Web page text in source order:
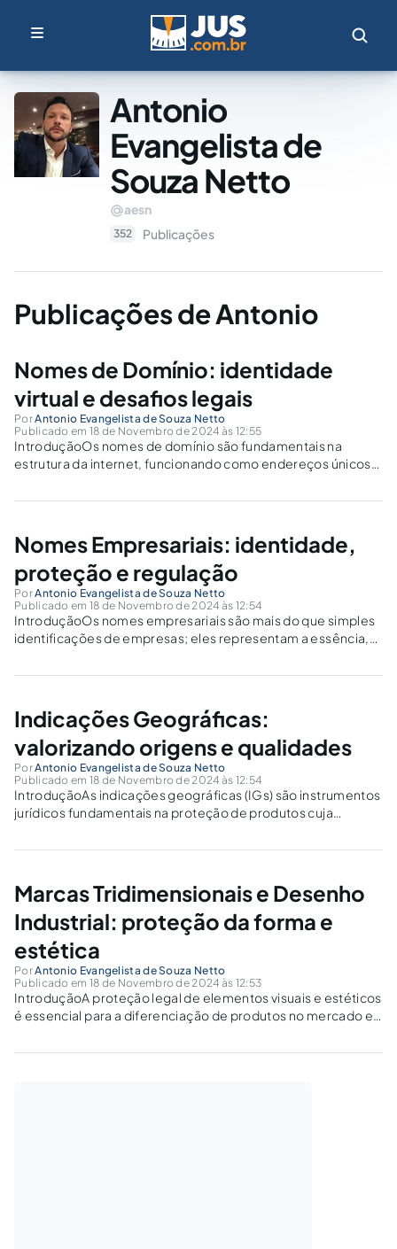
Antonio
Evangelista de
Souza Netto
aesn
352 Publicações
Publicações de Antonio
Nomes de Domínio: identidade
virtual e desafios legais
PorAntonio Evangelista de Souza Netto
Publicado em 18 de Novembro de 2024 às 12:55
IntroduçãoOs nomes de domínio são fundamentais na
estrutura da internet, funcionando como endereços únicos
são apenas sequências técnicas de caracteres, mas
organizações e indivíduos....
Nomes Empresariais: identidade,
proteção e regulação
PorAntonio Evangelista de Souza Netto
Publicado em 18 de Novembro de 2024 às 12:54
IntroduçãoOs nomes empresariais são mais do que simples
identificações de empresas; eles representam a essência,
nome bem escolhido pode ser decisivo para o sucesso de
Indicações Geográficas:
valorizando origens e qualidades
PorAntonio Evangelista de Souza Netto
Publicado em 18 de Novembro de 2024 às 12:54
IntroduçãoAs indicações geográficas (IGs) são instrumentos
jurídicos fundamentais na proteção de produtos cuja
sua região de origem. Além de proteger a autenticidade
preservação da...
Marcas Tridimensionais e Desenho
Industrial: proteção da forma e
estética
PorAntonio Evangelista de Souza Netto
Publicado em 18 de Novembro de 2024 às 12:53
IntroduçãoA proteção legal de elementos visuais e estéticos
é essencial para a diferenciação de produtos no mercado e
atual, as marcas tridimensionais e o desenho industrial